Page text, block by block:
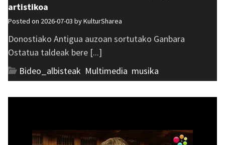
artistikoa
Posted on 2026-07-03 byKulturSharea
Donostiako Antigua auzoan sortutako Ganbara
Ostatua taldeak bere [...]
Bideo_albisteak Multimedia musika